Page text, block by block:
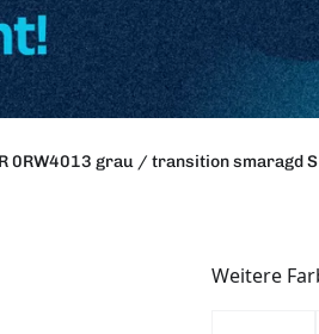
0RW4013 grau / transition smaragd S
Weitere